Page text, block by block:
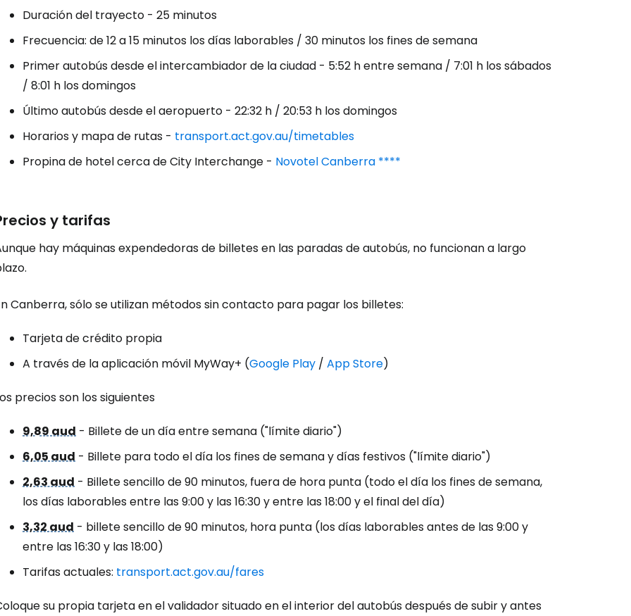
Duración del trayecto - 25 minutos
Frecuencia: de 12 a 15 minutos los días laborables / 30 minutos los fines de semana
Primer autobús desde el intercambiador de la ciudad - 5:52 h entre semana / 7:01 h los sábados
/ 8:01 h los domingos
Último autobús desde el aeropuerto - 22:32 h / 20:53 h los domingos
Horarios y mapa de rutas - transport.act.gov.au/timetables
Propina de hotel cerca de City Interchange - Novotel Canberra ****
y tarifas
hay máquinas expendedoras de billetes en las paradas de autobús, no funcionan a largo
Canberra, sólo se utilizan métodos sin contacto para pagar los billetes:
Tarjeta de crédito propia
A través de la aplicación móvil MyWay+ (Google Play / App Store)
precios son los siguientes
9,89 aud - Billete de un día entre semana ("límite diario")
6,05 aud - Billete para todo el día los fines de semana y días festivos ("límite diario")
2,63 aud - Billete sencillo de 90 minutos, fuera de hora punta (todo el día los fines de semana,
los días laborables entre las 9:00 y las 16:30 y entre las 18:00 y el final del día)
3,32 aud - billete sencillo de 90 minutos, hora punta (los días laborables antes de las 9:00 y
entre las 16:30 y las 18:00)
Tarifas actuales: transport.act.gov.au/fares
su propia tarjeta en el validador situado en el interior del autobús después de subir y antes
Iniciar sesión en Cestee